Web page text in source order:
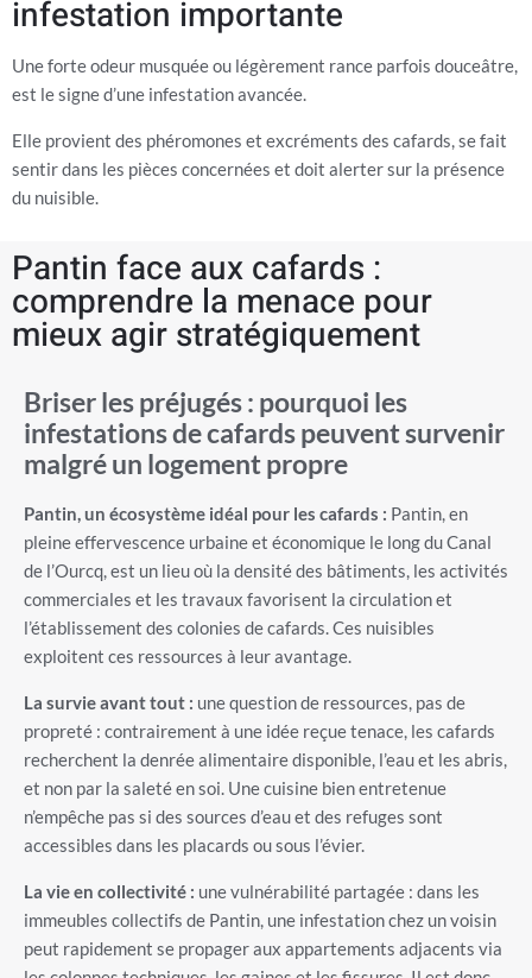
infestation importante
Une forte odeur musquée ou légèrement rance parfois douceâtre,
est le signe d’une infestation avancée.
Elle provient des phéromones et excréments des cafards, se fait
sentir dans les pièces concernées et doit alerter sur la présence
du nuisible.
Pantin face aux cafards :
comprendre la menace pour
mieux agir stratégiquement
Briser les préjugés : pourquoi les
infestations de cafards peuvent survenir
malgré un logement propre
Pantin, un écosystème idéal pour les cafards : Pantin, en
pleine effervescence urbaine et économique le long du Canal
de l’Ourcq, est un lieu où la densité des bâtiments, les activités
commerciales et les travaux favorisent la circulation et
l’établissement des colonies de cafards. Ces nuisibles
exploitent ces ressources à leur avantage.
La survie avant tout : une question de ressources, pas de
propreté : contrairement à une idée reçue tenace, les cafards
recherchent la denrée alimentaire disponible, l’eau et les abris,
et non par la saleté en soi. Une cuisine bien entretenue
n’empêche pas si des sources d’eau et des refuges sont
accessibles dans les placards ou sous l’évier.
La vie en collectivité : une vulnérabilité partagée : dans les
immeubles collectifs de Pantin, une infestation chez un voisin
peut rapidement se propager aux appartements adjacents via